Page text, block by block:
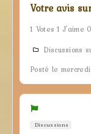
Votre avis
1 Votes 1 J'aime
Discussions
Posté le
Discussions